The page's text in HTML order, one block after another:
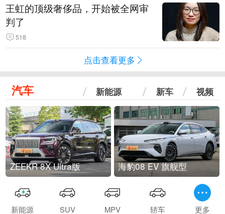
王虹的顶级奢侈品，开始被全网审
判了
518
点击查看更多
汽车 新能源 新车 视频
ZEEKR 8X Ultra版 海豹08 EV 旗舰型
新能源 SUV MPV 轿车 更多